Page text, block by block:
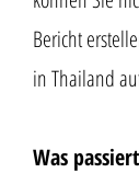
Bericht
in Thailand
Was